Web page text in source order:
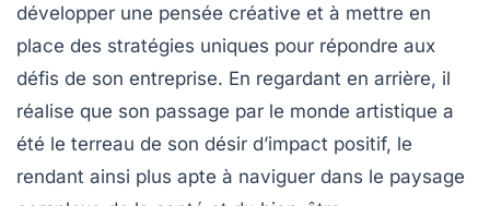
développer une pensée créative et à mettre en
place des stratégies uniques pour répondre aux
défis de son entreprise. En regardant en arrière, il
réalise que son passage par le monde artistique a
été le terreau de son désir d’impact positif, le
rendant ainsi plus apte à naviguer dans le paysage